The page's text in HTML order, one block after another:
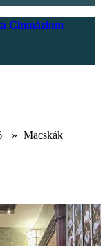
Gimnázium
» Macskák